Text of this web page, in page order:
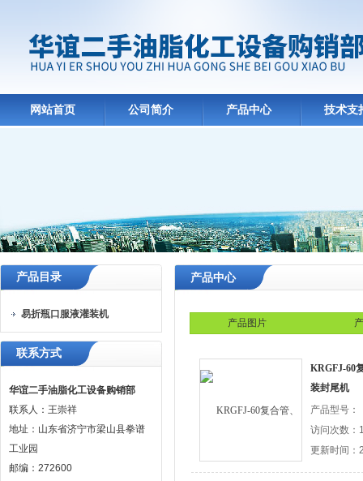
网站首页 公司简介 产品中心 技术支
产品目录
易折瓶口服液灌装机
联系方式
华谊二手油脂化工设备购销部
联系人：王崇祥
地址：山东省济宁市梁山县拳谱
工业园
邮编：272600
产品中心
产品图片
KRGFJ-60
装封尾机
产品型号：
访问次数：
更新时间：